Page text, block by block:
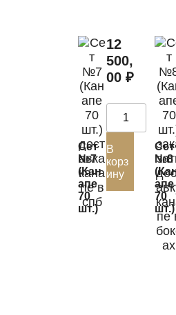
Сет
№7
(Кан
апе
70
шт.)
12
500,
00 ₽
В
корз
ину
Сет
№8
апе
70
шт.)